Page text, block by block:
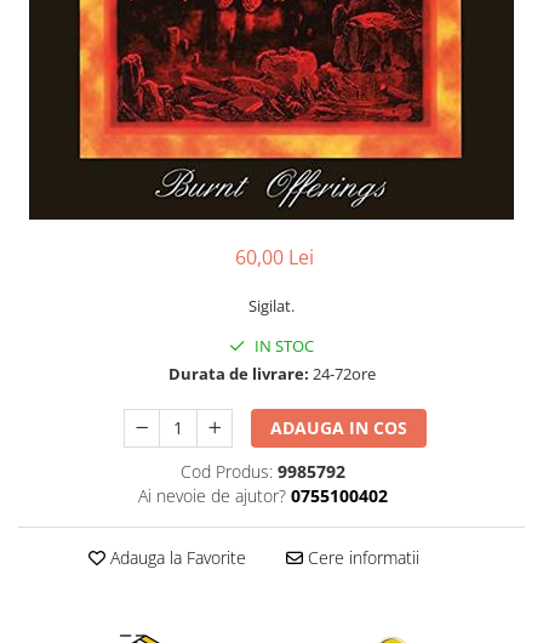
Viniluri Românești
Colecția Electrecord
60,00 Lei
Sigilat.
IN STOC
Durata de livrare: 24-72ore
ADAUGA IN COS
Cod Produs: 9985792
Ai nevoie de ajutor? 0755100402
Adauga la Favorite Cere informatii